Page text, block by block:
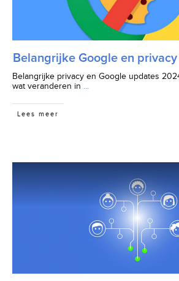
Belangrijke Google en
Belangrijke privacy en Google updates
wat veranderen in
Lees meer